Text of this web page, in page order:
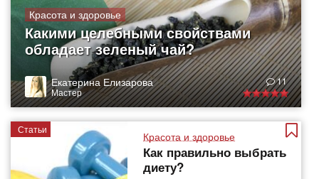
Красота и здоровье
Какими целебными свойствами
обладает зеленый чай?
Екатерина Елизарова
Мастер
11
Статьи
Красота и здоровье
Как правильно выбрать
диету?